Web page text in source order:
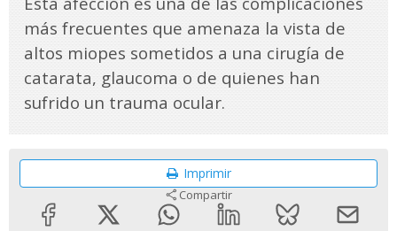
más frecuentes que amenaza la vista de
altos miopes sometidos a una cirugía de
catarata, glaucoma o de quienes han
sufrido un trauma ocular.
Imprimir
Compartir